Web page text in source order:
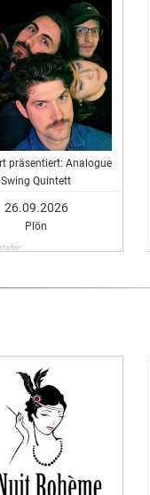
präsentiert: Analogue
Swing Quintett
26.09.2026
Plön